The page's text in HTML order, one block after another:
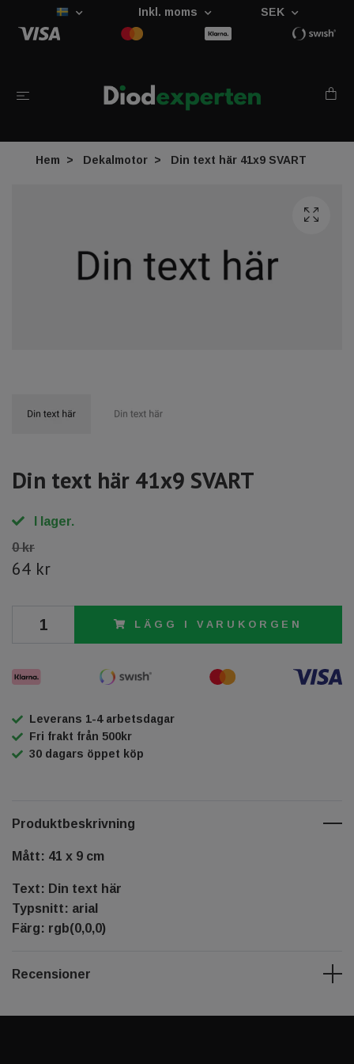
Inkl. moms SEK
Hem Dekalmotor Din text här 41x9 SVART
Din text här 41x9 SVART
I lager.
0 kr
64 kr
LÄGG I VARUKORGEN
Leverans 1-4 arbetsdagar
Fri frakt från 500kr
30 dagars öppet köp
Produktbeskrivning
Mått: 41 x 9 cm
Text: Din text här
Typsnitt: arial
Färg: rgb(0,0,0)
Recensioner